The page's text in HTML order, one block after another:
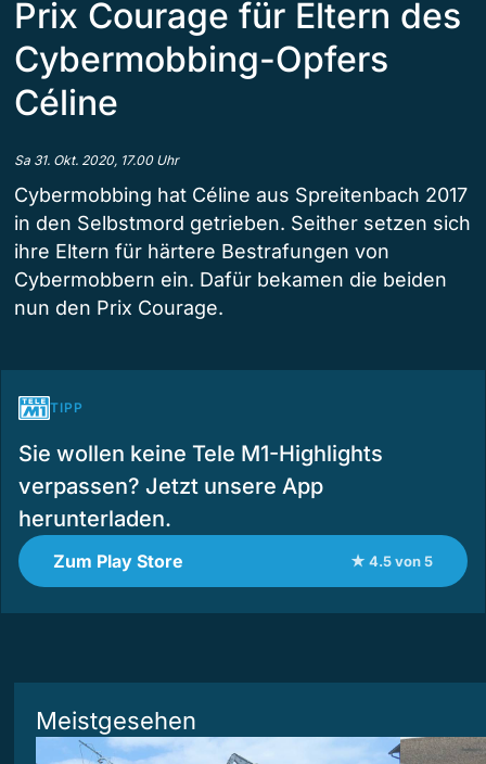
Prix Courage für Eltern des
Cybermobbing-Opfers
Céline
Sa 31. Okt. 2020, 17.00 Uhr
Cybermobbing hat Céline aus Spreitenbach 2017
in den Selbstmord getrieben. Seither setzen sich
ihre Eltern für härtere Bestrafungen von
Cybermobbern ein. Dafür bekamen die beiden
nun den Prix Courage.
TIPP
Sie wollen keine Tele M1-Highlights
verpassen? Jetzt unsere App
herunterladen.
Zum Play Store ★ 4.5 von 5
Meistgesehen